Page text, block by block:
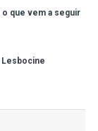
o que vem a seguir
Lesbocine